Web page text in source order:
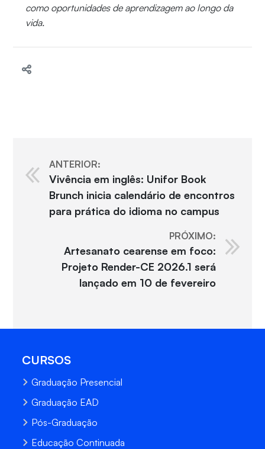
como oportunidades de aprendizagem ao longo da
vida.
ANTERIOR:
Vivência em inglês: Unifor Book
Brunch inicia calendário de encontros
para prática do idioma no campus
PRÓXIMO:
Artesanato cearense em foco:
Projeto Render-CE 2026.1 será
lançado em 10 de fevereiro
CURSOS
Graduação Presencial
Graduação EAD
Pós-Graduação
Educação Continuada